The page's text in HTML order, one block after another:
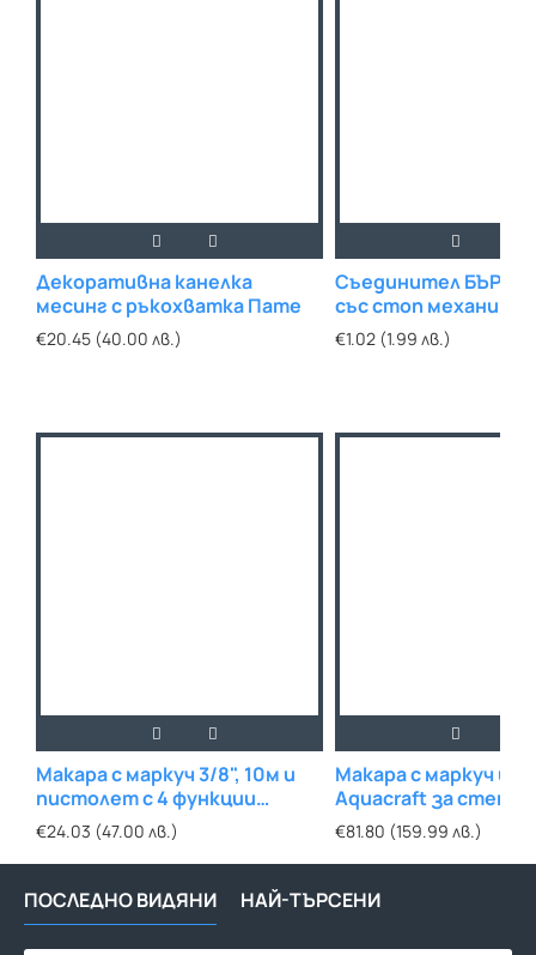
Декоративна канелка
месинг с ръкохватка Пате
€20.45 (40.00 лв.)
Съединител БЪРЗА
със стоп
€1.02 (1.99 лв.)
Макара с маркуч 3/8", 10м и
пистолет с 4 функции
Aquacraft
€24.03 (47.00 лв.)
Макара с маркуч и
Aquacraft за стена
€81.80 (159.99 лв.)
ПОСЛЕДНО ВИДЯНИ НАЙ-ТЪРСЕНИ